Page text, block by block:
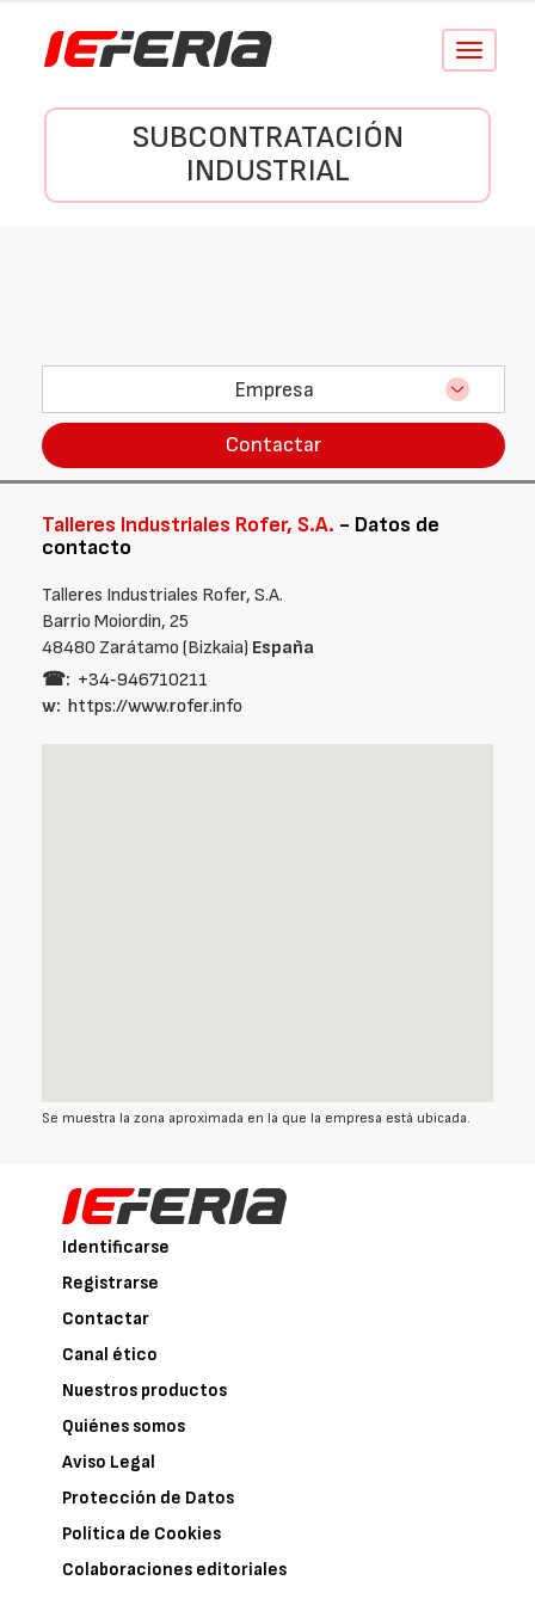
Conmutar
SUBCONTRATACIÓN
INDUSTRIAL
Empresa
Contactar
Talleres Industriales Rofer, S.A. - Datos de
contacto
Talleres Industriales Rofer, S.A.
Barrio Moiordin, 25
48480 Zarátamo (Bizkaia) España
☎: +34‑946710211
w: https://www.rofer.info
Se muestra la zona aproximada en la que la empresa está ubicada.
Identificarse
Registrarse
Contactar
Canal ético
Nuestros productos
Quiénes somos
Aviso Legal
Protección de Datos
Política de Cookies
Colaboraciones editoriales